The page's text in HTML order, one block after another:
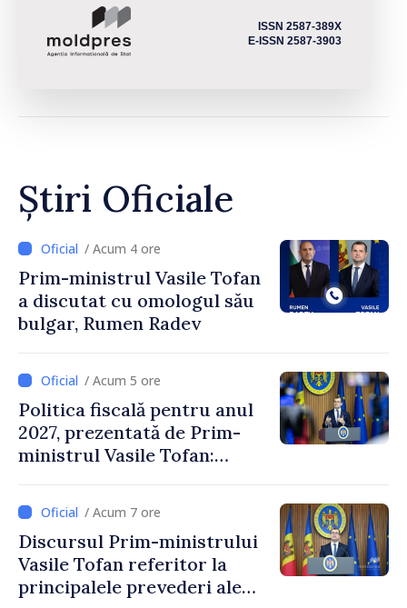
ISSN 2587-389X
E-ISSN 2587-3903
Știri Oficiale
/ Acum 4 ore
Prim-ministrul Vasile Tofan
a discutat cu omologul său
bulgar, Rumen Radev
/ Acum 5 ore
Politica fiscală pentru anul
2027, prezentată de Prim-
ministrul Vasile Tofan:
stimularea investițiilor și o
taxare mai echitabilă
/ Acum 7 ore
Discursul Prim-ministrului
Vasile Tofan referitor la
principalele prevederi ale